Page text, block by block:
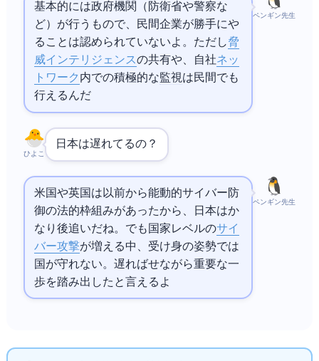
ペンギン先生
基本的には政府機関（防衛省や警察な
ど）が行うもので、民間企業が勝手にや
ることは認められていないよ。ただし脅
威インテリジェンスの共有や、自社ネッ
トワーク 内での積極的な監視は民間でも
行えるんだ
ひよこ
日本は遅れてるの？
ペンギン先生
米国や英国は以前から能動的サイバー防
御の法的枠組みがあったから、日本はか
なり後追いだね。でも国家レベルのサイ
バー攻撃が増える中、受け身の姿勢では
国が守れない。遅ればせながら重要な一
歩を踏み出したと言えるよ